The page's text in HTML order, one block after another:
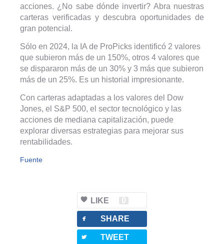
acciones. ¿No sabe dónde invertir? Abra nuestras
carteras verificadas y descubra oportunidades de
gran potencial.
Sólo en 2024, la IA de ProPicks identificó 2 valores
que subieron más de un 150%, otros 4 valores que
se dispararon más de un 30% y 3 más que subieron
más de un 25%. Es un historial impresionante.
Con carteras adaptadas a los valores del Dow
Jones, el S&P 500, el sector tecnológico y las
acciones de mediana capitalización, puede
explorar diversas estrategias para mejorar sus
rentabilidades.
Fuente
LIKE 0
facebook SHARE
twitterbird TWEET